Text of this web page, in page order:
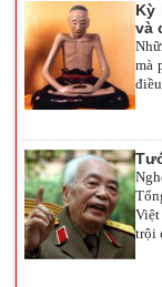
Kỳ
và
mà
trội